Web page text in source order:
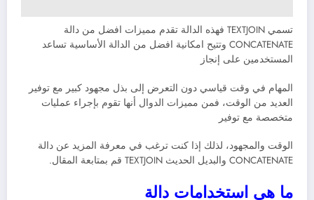
تسمي TEXTJOIN فهذه الدالة تقدم مميزات افضل من دالة
CONCATENATE وتتيح امكانية افضل من الدالة الأساسية تساعد
المستخدمين على إنجاز
المهام في وقت قياسي دون التعرض إلى بذل مجهود كبير مع توفير
العديد من الوقت، فمن مميزات الدوال أنها تقوم بإجراء عمليات
متخصصة مع توفير
الوقت والمجهود، لذلك إذا كنت ترغب في معرفة المزيد عن دالة
CONCATENATE والبديل الحديث TEXTJOIN قم بمتابعة المقال.
ما هي استخدامات دالة